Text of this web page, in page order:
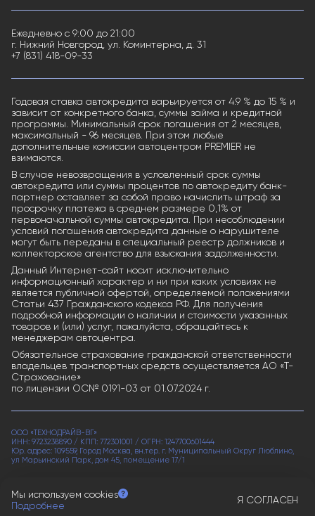
Мы используем cookies
Подробнее
Я СОГЛАСЕН
Ежедневно с 9:00 до 21:00
г. Нижний Новгород, ул. Коминтерна, д. 31
+7 (831) 418-09-33
Годовая ставка автокредита варьируется от 4.9 % до 15 % и
зависит от конкретного банка, суммы займа и кредитной
программы. Минимальный срок погашения от 2 месяцев,
максимальный - 96 месяцев. При этом любые
дополнительные комиссии автоцентром PREMIER не
взимаются.
В случае невозвращения в условленный срок суммы
автокредита или суммы процентов по автокредиту банк-
партнер оставляет за собой право начислить штраф за
просрочку платежа в среднем размере 0,1% от
первоначальной суммы автокредита. При несоблюдении
условий погашения автокредита данные о нарушителе
могут быть переданы в специальный реестр должников и
коллекторское агентство для взыскания задолженности.
Данный Интернет-сайт носит исключительно
информационный характер и ни при каких условиях не
является публичной офертой, определяемой положениями
Статьи 437 Гражданского кодекса РФ. Для получения
подробной информации о наличии и стоимости указанных
товаров и (или) услуг, пожалуйста, обращайтесь к
менеджерам автоцентра.
Обязательное страхование гражданской ответственности
владельцев транспортных средств осуществляется АО «Т-
Страхование»
по лицензии ОС№ 0191-03 от 01.07.2024 г.
ООО «ТЕХНОДРАЙВ-ВГ»
ИНН: 9723238890 / КПП: 772301001 / ОГРН: 1247700601444
Юр. адрес: 109559, Город Москва, вн.тер. г. Муниципальный Округ Люблино,
ул Марьинский Парк, дом 45, помещение 17/1
Согласие на рекламную рассылку